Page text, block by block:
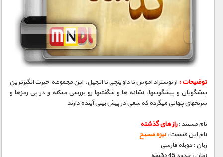
توضیحات :از نوستراداموس تا داوینچی تا انجیل، این مجموعه حیرت انگیزترین
پیشگویان و پیشگوییها، نشانه­ ها و شگفتیها رو بررسی میکنه و در پی رمزها و
سرنخهای پنهانی میگرده که سعی در پیش بینی آینده دارند
نام مستند :راز های گذشته
نام این قسمت :نیزه مسیح
زبان : دوبله فارسی